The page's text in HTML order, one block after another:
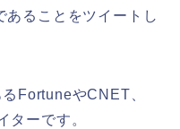
ることをツイートし
FortuneやCNET、
ターです。